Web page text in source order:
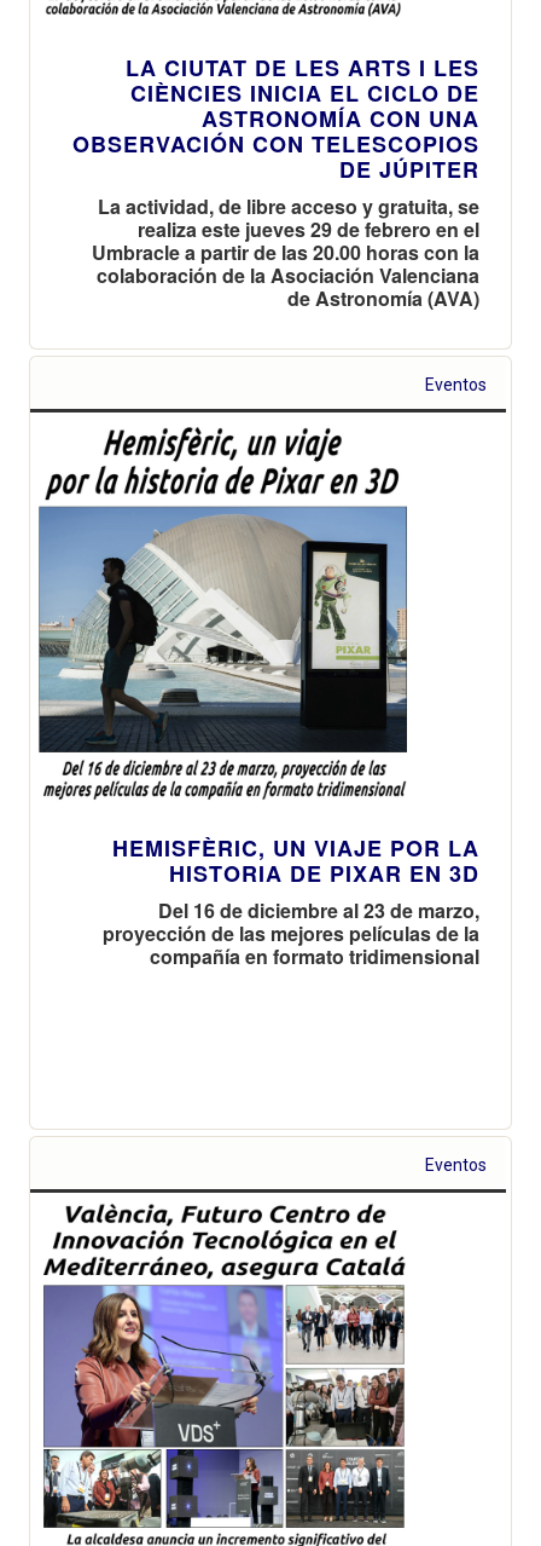
LA CIUTAT DE LES ARTS I LES
CIÈNCIES INICIA EL CICLO DE
ASTRONOMÍA CON UNA
OBSERVACIÓN CON TELESCOPIOS
DE JÚPITER
La actividad, de libre acceso y gratuita, se
realiza este jueves 29 de febrero en el
Umbracle a partir de las 20.00 horas con la
colaboración de la Asociación Valenciana
de Astronomía (AVA)
Eventos
HEMISFÈRIC, UN VIAJE POR LA
HISTORIA DE PIXAR EN 3D
Del 16 de diciembre al 23 de marzo,
proyección de las mejores películas de la
compañía en formato tridimensional
Eventos